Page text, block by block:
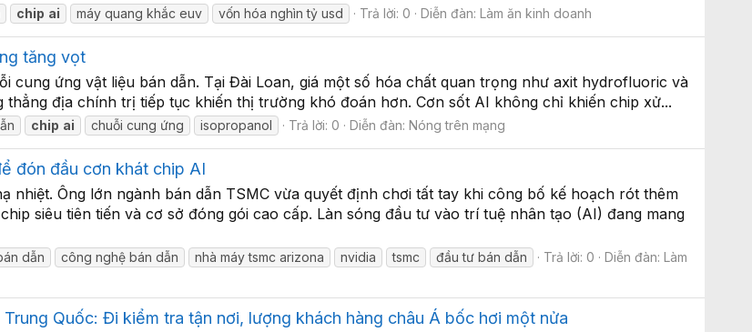
chip ai máy quang khắc euv vốn hóa nghìn tỷ usd Trả lời: 0 Diễn đàn:Làm ăn kinh doanh
tăng vọt
cung ứng vật liệu bán dẫn. Tại Đài Loan, giá một số hóa chất quan trọng như axit hydrofluoric và
địa chính trị tiếp tục khiến thị trường khó đoán hơn. Cơn sốt AI không chỉ khiến chip xử...
chip ai chuỗi cung ứng isopropanol Trả lời: 0 Diễn đàn:Nóng trên mạng
đón đầu cơn khát chip AI
nhiệt. Ông lớn ngành bán dẫn TSMC vừa quyết định chơi tất tay khi công bố kế hoạch rót thêm
siêu tiên tiến và cơ sở đóng gói cao cấp. Làn sóng đầu tư vào trí tuệ nhân tạo (AI) đang mang
dẫn công nghệ bán dẫn nhà máy tsmc arizona nvidia tsmc đầu tư bán dẫn Trả lời: 0 Diễn đàn:Làm
Quốc: Đi kiểm tra tận nơi, lượng khách hàng châu Á bốc hơi một nửa